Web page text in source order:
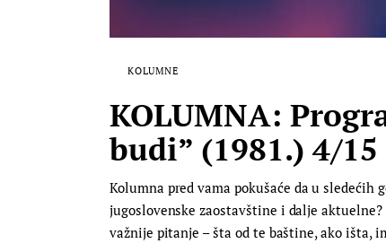
KOLUMNE
KOLUMNA:
budi” (1981.) 4/15
Kolumna pred vama pokušaće da u sledećih
jugoslovenske zaostavštine i dalje
važnije pitanje – šta od te baštine, ako išta,